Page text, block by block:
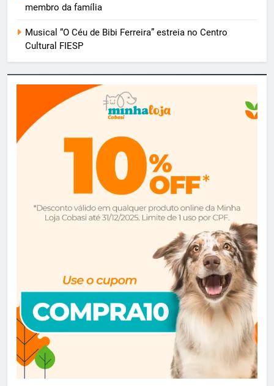
membro da família
Musical “O Céu de Bibi Ferreira” estreia no Centro
Cultural FIESP